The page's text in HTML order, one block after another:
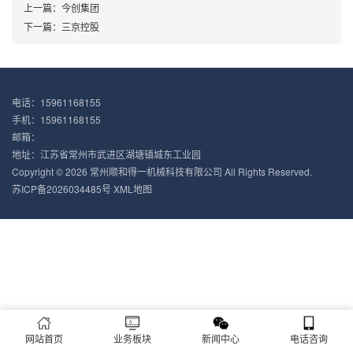
上一篇： 今创集团
下一篇： 三京控股
电话：15961168155
手机：15961168155
邮箱：
地址：江苏省常州市武进区湖塘镇城东工业园‌
Copyright © 2026 常州顺和得一机械科技有限公司 All Rights Reserved.
苏ICP备2026034485号 XML地图
网站首页 业务板块 新闻中心 电话咨询